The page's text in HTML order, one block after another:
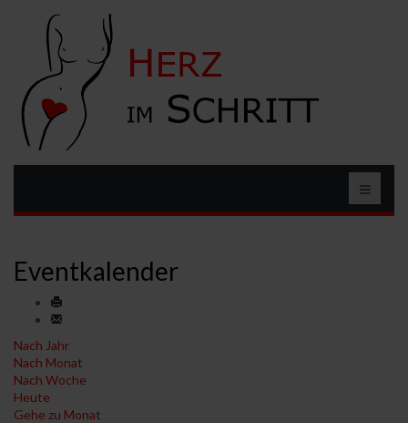
Eventkalender
Nach Jahr
Nach Monat
Nach Woche
Heute
Gehe zu Monat